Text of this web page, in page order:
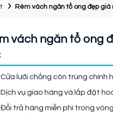
Rèm vách ngăn tổ ong đẹp giá
vách ngăn tổ ong
Cửa lưới chống côn trùng chính
Dịch vụ giao hàng và lắp đặt
Đổi trả hàng miễn phí trong